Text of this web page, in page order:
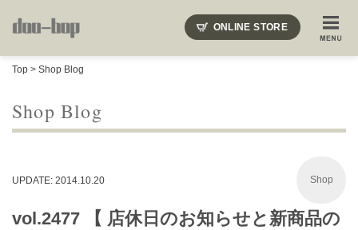
ONLINE STORE
Top > Shop Blog
Shop Blog
UPDATE: 2014.10.20 Shop
vol.2477 【 店休日のお知らせと新商品の